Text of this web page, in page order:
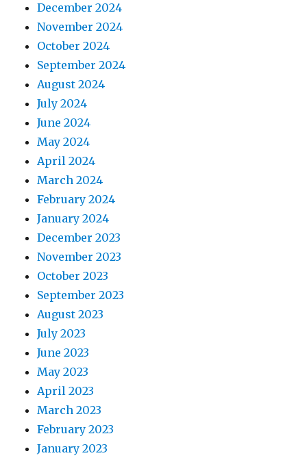
December 2024
November 2024
October 2024
September 2024
August 2024
July 2024
June 2024
May 2024
April 2024
March 2024
February 2024
January 2024
December 2023
November 2023
October 2023
September 2023
August 2023
July 2023
June 2023
May 2023
April 2023
March 2023
February 2023
January 2023